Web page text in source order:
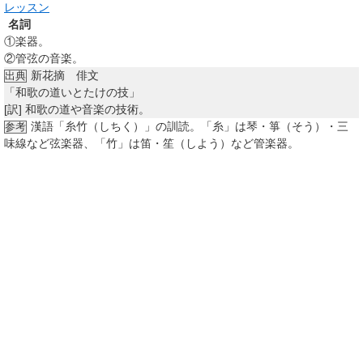
レッスン
名詞
①楽器。
②管弦の音楽。
出典 新花摘 俳文
「和歌の道いとたけの技」
[訳] 和歌の道や音楽の技術。
参考 漢語「糸竹（しちく）」の訓読。「糸」は琴・箏（そう）・三
味線など弦楽器、「竹」は笛・笙（しよう）など管楽器。